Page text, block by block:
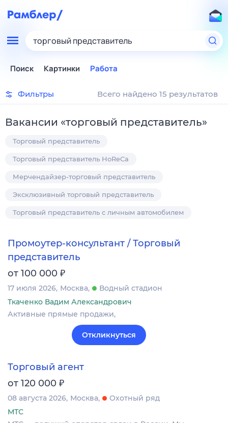
торговый представитель
Поиск Картинки Работа
Фильтры Всего найдено 15 результатов
Вакансии «торговый представитель»
Торговый представитель
Торговый представитель HoReCa
Мерчендайзер-торговый представитель
Эксклюзивный торговый представитель
Торговый представитель с личным автомобилем
Промоутер-консультант / Торговый
представитель
от 100 000 ₽
17 июля 2026 Москва
Водный стадион
Ткаченко Вадим Александрович
Активные прямые продажи,
Откликнуться
Торговый агент
от 120 000 ₽
08 августа 2026 Москва
Охотный ряд
МТС